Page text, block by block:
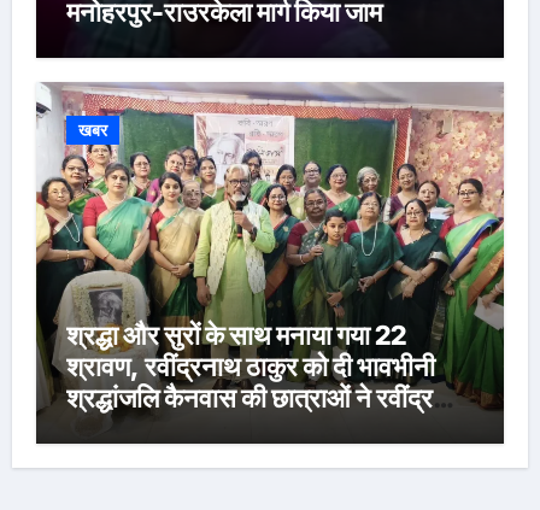
मनोहरपुर-राउरकेला मार्ग किया जाम
खबर
श्रद्धा और सुरों के साथ मनाया गया 22
श्रावण, रवींद्रनाथ ठाकुर को दी भावभीनी
श्रद्धांजलि कैनवास की छात्राओं ने रवींद्र
बांधा समां